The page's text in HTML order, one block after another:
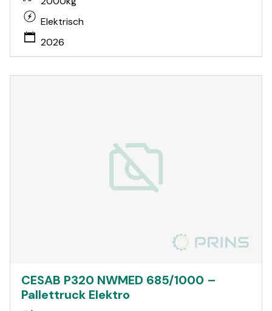
Elektrisch
2026
CESAB P320 NWMED 685/1000 –
Pallettruck Elektro